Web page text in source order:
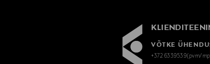
VÕTKE
+372 6339539(pvm/